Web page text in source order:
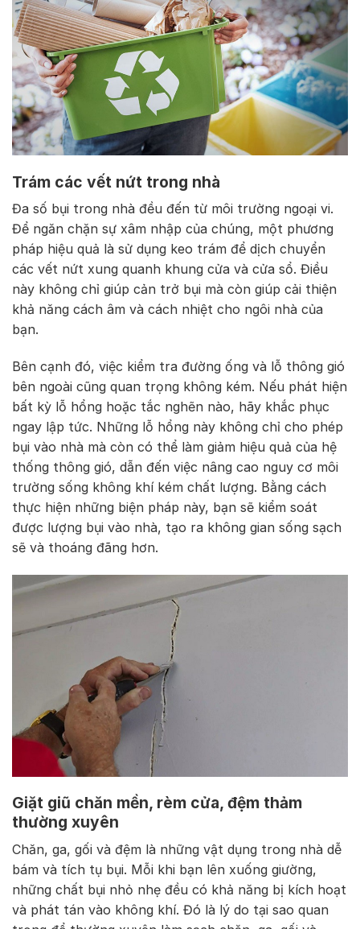
Trám các vết nứt trong nhà
Đa số bụi trong nhà đều đến từ môi trường ngoại vi.
Để ngăn chặn sự xâm nhập của chúng, một phương
pháp hiệu quả là sử dụng keo trám để dịch chuyển
các vết nứt xung quanh khung cửa và cửa sổ. Điều
này không chỉ giúp cản trở bụi mà còn giúp cải thiện
khả năng cách âm và cách nhiệt cho ngôi nhà của
bạn.
Bên cạnh đó, việc kiểm tra đường ống và lỗ thông gió
bên ngoài cũng quan trọng không kém. Nếu phát hiện
bất kỳ lỗ hổng hoặc tắc nghẽn nào, hãy khắc phục
ngay lập tức. Những lỗ hổng này không chỉ cho phép
bụi vào nhà mà còn có thể làm giảm hiệu quả của hệ
thống thông gió, dẫn đến việc nâng cao nguy cơ môi
trường sống không khí kém chất lượng. Bằng cách
thực hiện những biện pháp này, bạn sẽ kiểm soát
được lượng bụi vào nhà, tạo ra không gian sống sạch
sẽ và thoáng đãng hơn.
Giặt giũ chăn mền, rèm cửa, đệm thảm
thường xuyên
Chăn, ga, gối và đệm là những vật dụng trong nhà dễ
bám và tích tụ bụi. Mỗi khi bạn lên xuống giường,
những chất bụi nhỏ nhẹ đều có khả năng bị kích hoạt
và phát tán vào không khí. Đó là lý do tại sao quan